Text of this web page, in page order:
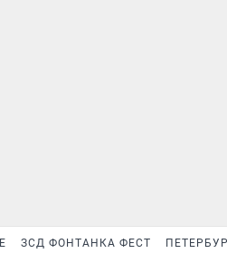
ЗСД ФОНТАНКА ФЕСТ